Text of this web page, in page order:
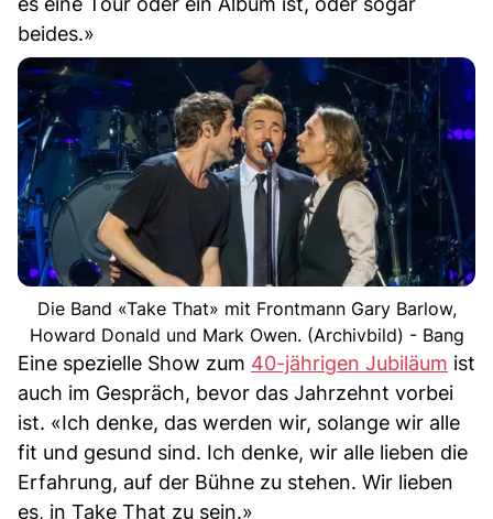
beides.»
Die Band «Take That» mit Frontmann Gary Barlow,
Howard Donald und Mark Owen. (Archivbild) - Bang
Eine spezielle Show zum 40-jährigen Jubiläum ist
auch im Gespräch, bevor das Jahrzehnt vorbei
ist. «Ich denke, das werden wir, solange wir alle
fit und gesund sind. Ich denke, wir alle lieben die
Erfahrung, auf der Bühne zu stehen. Wir lieben
es, in Take That zu sein.»